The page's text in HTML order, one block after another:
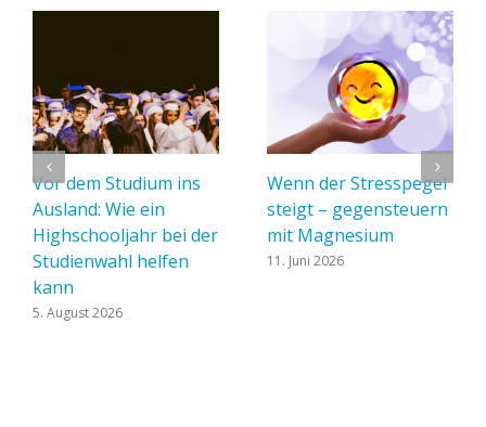
Vor dem Studium ins
Ausland: Wie ein
Highschooljahr bei der
Studienwahl helfen
kann
5. August 2026
Wenn der Stresspegel
steigt – gegensteuern
mit Magnesium
11. Juni 2026